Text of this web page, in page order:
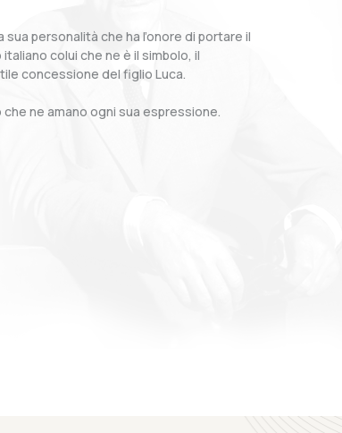
personalità che ha l’onore di portare il
colui che ne è il simbolo, il
concessione del figlio Luca.
ne amano ogni sua espressione.